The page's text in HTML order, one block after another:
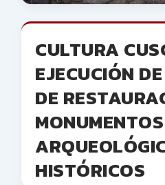
CULTURA
EJECUCIÓN
DE
MONUMENTOS
HISTÓRICOS